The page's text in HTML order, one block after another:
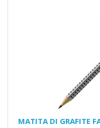
MATITA DI GRAFITE